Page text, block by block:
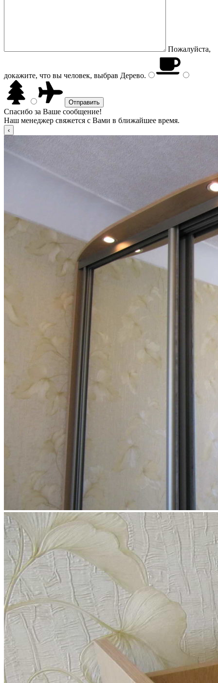
Пожалуйста,
докажите, что вы человек, выбрав Дерево.
Спасибо за Ваше сообщение!
Наш менеджер свяжется с Вами в ближайшее время.